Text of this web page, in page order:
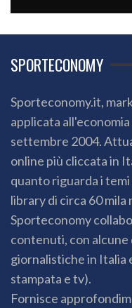
SPORTECONOMY
Sporteconomy.it,
applicata
settembre 2004.
online più cliccata in
quanto riguarda i
library di circa 60 mila
Sporteconomy
contenuti, con
giornalistiche in Italia
stampata e tv).
Fornisce